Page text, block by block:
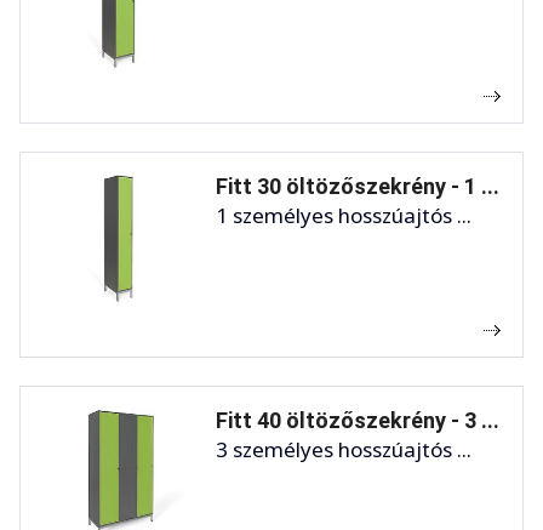
Fitt 30 öltözőszekrény - 1 ...
1 személyes hosszúajtós ...
Fitt 40 öltözőszekrény - 3 ...
3 személyes hosszúajtós ...